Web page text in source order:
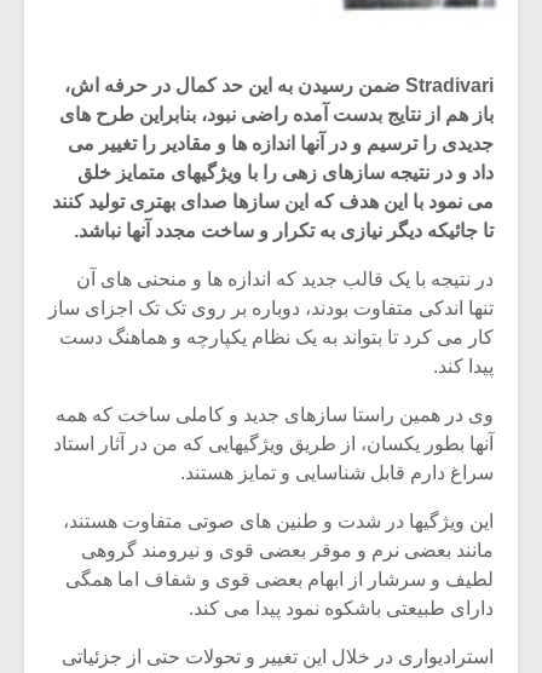
Stradivari ضمن رسیدن به این حد کمال در حرفه اش،
باز هم از نتایج بدست آمده راضی نبود، بنابراین طرح های
جدیدی را ترسیم و در آنها اندازه ها و مقادیر را تغییر می
داد و در نتیجه سازهای زهی را با ویژگیهای متمایز خلق
می نمود با این هدف که این سازها صدای بهتری تولید کنند
تا جائیکه دیگر نیازی به تکرار و ساخت مجدد آنها نباشد.
در نتیجه با یک قالب جدید که اندازه ها و منحنی های آن
تنها اندکی متفاوت بودند، دوباره بر روی تک تک اجزای ساز
کار می کرد تا بتواند به یک نظام یکپارچه و هماهنگ دست
پیدا کند.
وی در همین راستا سازهای جدید و کاملی ساخت که همه
آنها بطور یکسان، از طریق ویژگیهایی که من در آثار استاد
سراغ دارم قابل شناسایی و تمایز هستند.
این ویژگیها در شدت و طنین های صوتی متفاوت هستند،
مانند بعضی نرم و موقر بعضی قوی و نیرومند گروهی
لطیف و سرشار از ابهام بعضی قوی و شفاف اما همگی
دارای طبیعتی باشکوه نمود پیدا می کند.
استرادیواری در خلال این تغییر و تحولات حتی از جزئیاتی
میکلوش روژا
متن فیلم «متری
شیش و نیم»
اگر نمی توانی
مشهورترین باشی،
بدنام ترین باش
موریس ژار
موسیقی
موسیقی
سکانسی